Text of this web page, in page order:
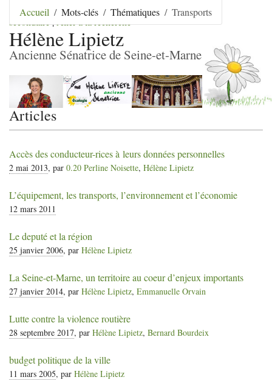
Aller au contenu | Aller au menu |Aller au menu
secondaire|Aller à la recherche
Hélène Lipietz
Ancienne Sénatrice de Seine-et-Marne
Accueil Mots-clés Thématiques Transports
Articles
Accès des conducteur-rices à leurs données personnelles
2 mai 2013, par 0.20 Perline Noisette, Hélène Lipietz
L’équipement, les transports, l’environnement et l’économie
12 mars 2011
Le deputé et la région
25 janvier 2006, par Hélène Lipietz
La Seine-et-Marne, un territoire au coeur d’enjeux importants
27 janvier 2014, par Hélène Lipietz, Emmanuelle Orvain
Lutte contre la violence routière
28 septembre 2017, par Hélène Lipietz, Bernard Bourdeix
budget politique de la ville
11 mars 2005, par Hélène Lipietz